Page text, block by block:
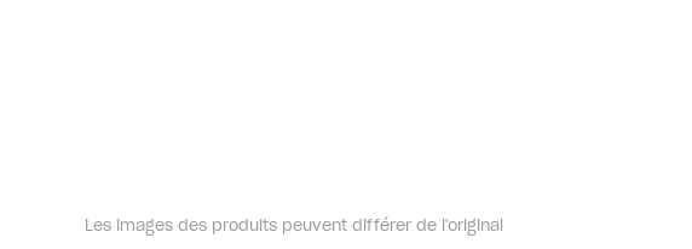
Les images des produits peuvent différer de l'original